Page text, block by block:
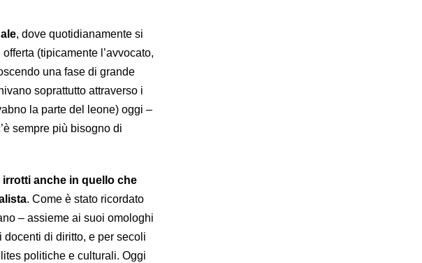
, dove quotidianamente si
(tipicamente l’avvocato,
una fase di grande
soprattutto attraverso i
la parte del leone) oggi –
sempre più bisogno di
anche in quello che
. Come è stato ricordato
– assieme ai suoi omologhi
di diritto, e per secoli
politiche e culturali. Oggi